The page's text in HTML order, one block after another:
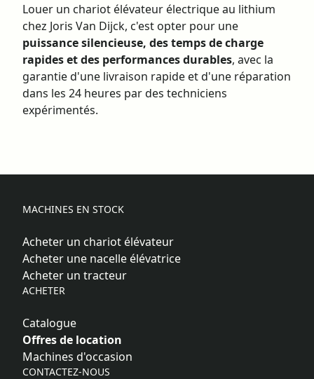
Louer un chariot élévateur électrique au lithium
chez Joris Van Dijck, c'est opter pour une
puissance silencieuse, des temps de charge
rapides et des performances durables, avec la
garantie d'une livraison rapide et d'une réparation
dans les 24 heures par des techniciens
expérimentés.
MACHINES EN STOCK
Acheter un chariot élévateur
Acheter une nacelle élévatrice
Acheter un tracteur
ACHETER
Catalogue
Offres de location
Machines d'occasion
CONTACTEZ-NOUS